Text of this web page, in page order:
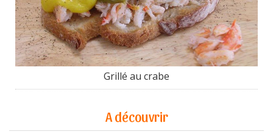
Grillé au crabe
A découvrir